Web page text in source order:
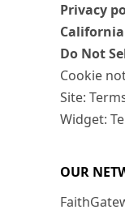
Privacy
Do Not
Cookie
Site:
Widget:
OUR